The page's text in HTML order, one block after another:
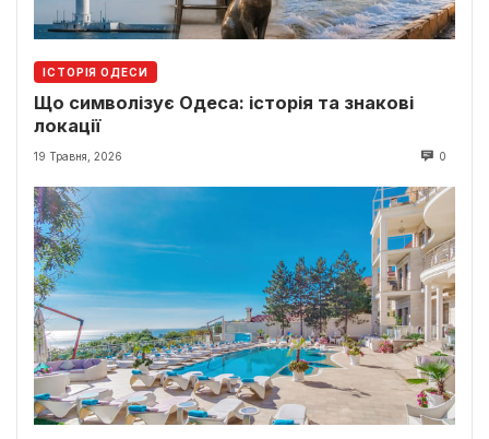
ІСТОРІЯ ОДЕСИ
Що символізує Одеса: історія та знакові
локації
19 Травня, 2026 0